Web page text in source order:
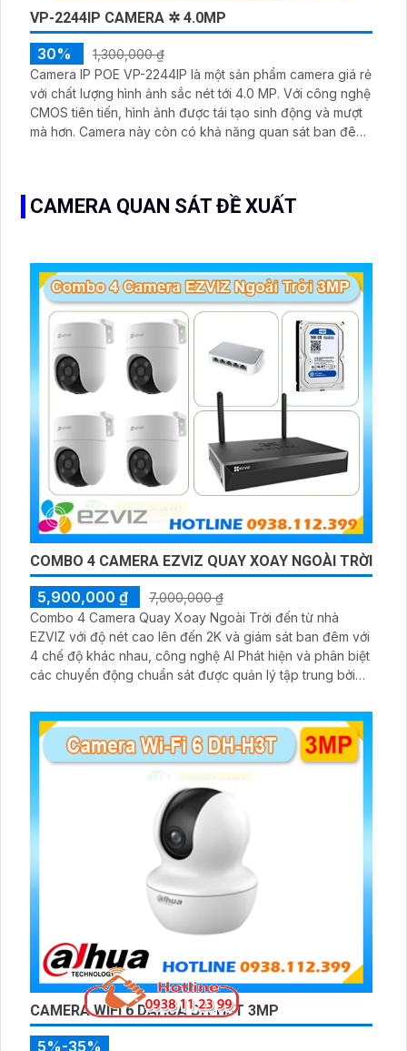
VP-2244IP CAMERA ✲ 4.0MP
30%
1,300,000 ₫
Camera IP POE VP-2244IP là một sản phẩm camera giá rẻ
với chất lượng hình ảnh sắc nét tới 4.0 MP. Với công nghệ
CMOS tiên tiến, hình ảnh được tái tạo sinh động và mượt
mà hơn. Camera này còn có khả năng quan sát ban đêm
CAMERA QUAN SÁT ĐỀ XUẤT
COMBO 4 CAMERA EZVIZ QUAY XOAY NGOÀI TRỜI
5,900,000 ₫
7,000,000 ₫
Combo 4 Camera Quay Xoay Ngoài Trời đến từ nhà
EZVIZ với độ nét cao lên đến 2K và giám sát ban đêm với
4 chế độ khác nhau, công nghệ AI Phát hiện và phân biệt
các chuyển động chuẩn sát được quản lý tập trung bởi
CAMERA WIFI 6 DAHUA DH-H3T 3MP
5%-35%